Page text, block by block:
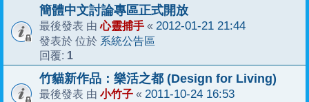
簡體中文討論專區正式開放
最後發表 由心靈捕手 « 2012-01-21 21:44
發表於 位於 系統公告區
回覆: 1
竹貓新作品：樂活之都 (Design for Living)
最後發表 由 小竹子 « 2011-10-24 16:53